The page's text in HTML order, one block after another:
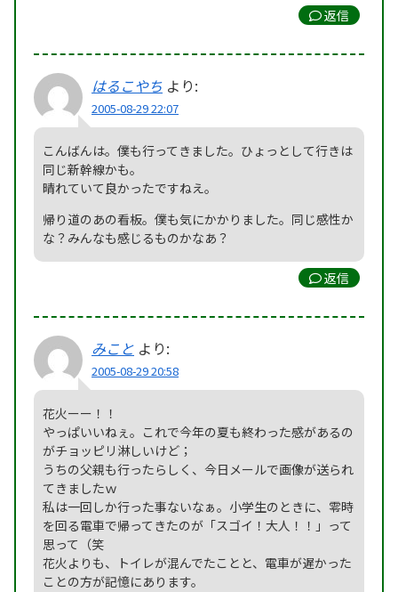
返信
はるこやち より:
2005-08-29 22:07
こんばんは。僕も行ってきました。ひょっとして行きは
同じ新幹線かも。
晴れていて良かったですねえ。
帰り道のあの看板。僕も気にかかりました。同じ感性か
な？みんなも感じるものかなあ？
返信
みこと より:
2005-08-29 20:58
花火ーー！！
やっぱいいねぇ。これで今年の夏も終わった感があるの
がチョッピリ淋しいけど；
うちの父親も行ったらしく、今日メールで画像が送られ
てきましたｗ
私は一回しか行った事ないなぁ。小学生のときに、零時
を回る電車で帰ってきたのが「スゴイ！大人！！」って
思って（笑
花火よりも、トイレが混んでたことと、電車が遅かった
ことの方が記憶にあります。